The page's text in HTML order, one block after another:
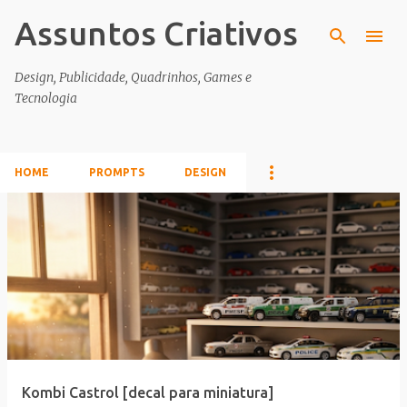
Pular para o conteúdo principal
Assuntos Criativos
Design, Publicidade, Quadrinhos, Games e
Tecnologia
HOME PROMPTS DESIGN
P
s
t
a
g
Kombi Castrol [decal para miniatura]